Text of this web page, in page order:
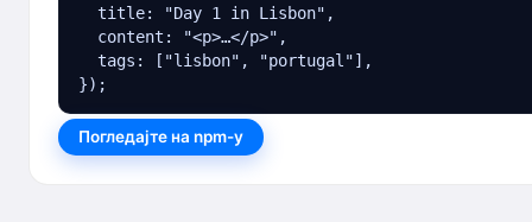
  title: "Day 1 in Lisbon",
  content: "<p>…</p>",
  tags: ["lisbon", "portugal"],
});
Погледајте на npm-у